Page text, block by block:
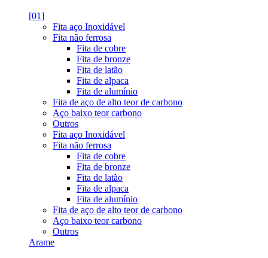
[01]
Fita aço Inoxidável
Fita não ferrosa
Fita de cobre
Fita de bronze
Fita de latão
Fita de alpaca
Fita de alumínio
Fita de aço de alto teor de carbono
Aço baixo teor carbono
Outros
Fita aço Inoxidável
Fita não ferrosa
Fita de cobre
Fita de bronze
Fita de latão
Fita de alpaca
Fita de alumínio
Fita de aço de alto teor de carbono
Aço baixo teor carbono
Outros
Arame